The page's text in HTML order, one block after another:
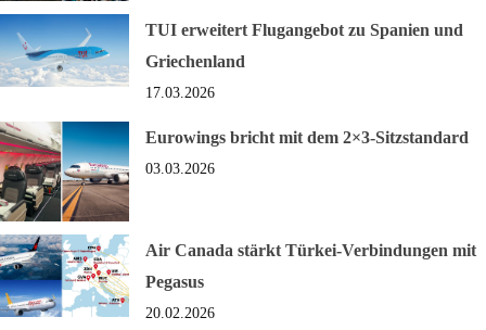
TUI erweitert Flugangebot zu Spanien und
Griechenland
17.03.2026
Eurowings bricht mit dem 2×3-Sitzstandard
03.03.2026
Air Canada stärkt Türkei-Verbindungen mit
Pegasus
20.02.2026